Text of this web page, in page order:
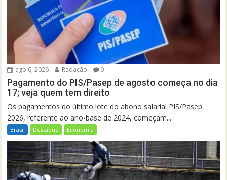
ago 6, 2026 Redação 0
Pagamento do PIS/Pasep de agosto começa no dia
17; veja quem tem direito
Os pagamentos do último lote do abono salarial PIS/Pasep
2026, referente ao ano-base de 2024, começam...
Brasil Destaque Economia